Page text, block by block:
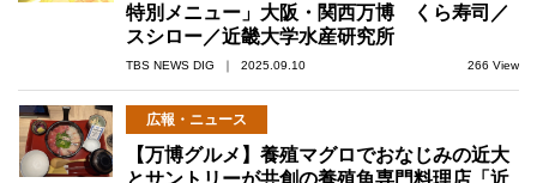
特別メニュー」大阪・関西万博 くら寿司／
スシロー／近畿大学水産研究所
TBS NEWS DIG ｜ 2025.09.10 266 View
広報・ニュース
【万博グルメ】養殖マグロでおなじみの近大
とサントリーが共創の養殖魚専門料理店「近